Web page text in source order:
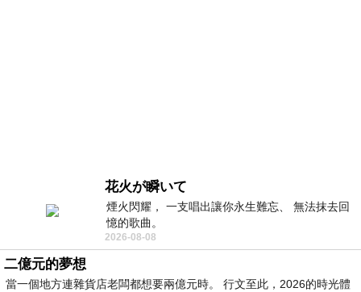
花火が瞬いて
煙火閃耀， 一支唱出讓你永生難忘、 無法抹去回
憶的歌曲。
2026-08-08
二億元的夢想
當一個地方連雜貨店老闆都想要兩億元時。 行文至此，2026的時光體